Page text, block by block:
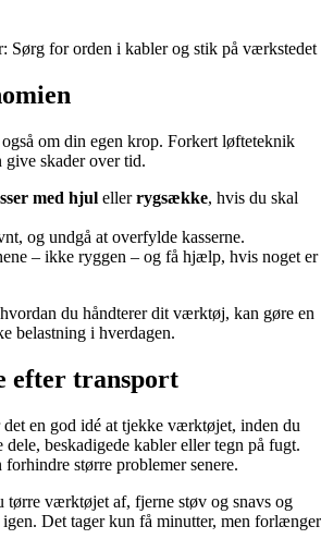
Sørg for orden i kabler og stik på værkstedet
om din egen krop. Forkert løfteteknik
skader over tid.
med hjul ellerrygsække, hvis du skal
og undgå at overfylde kasserne.
– ikke ryggen – og få hjælp, hvis noget er
du håndterer dit værktøj, kan gøre en
belastning i hverdagen.
efter transport
en god idé at tjekke værktøjet, inden du
beskadigede kabler eller tegn på fugt.
større problemer senere.
tørre værktøjet af, fjerne støv og snavs og
Det tager kun få minutter, men forlænger